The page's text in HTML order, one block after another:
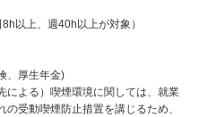
以上、週40h以上が対象）
、厚生年金)
よる）喫煙環境に関しては、就業
受動喫煙防止措置を講じるため、